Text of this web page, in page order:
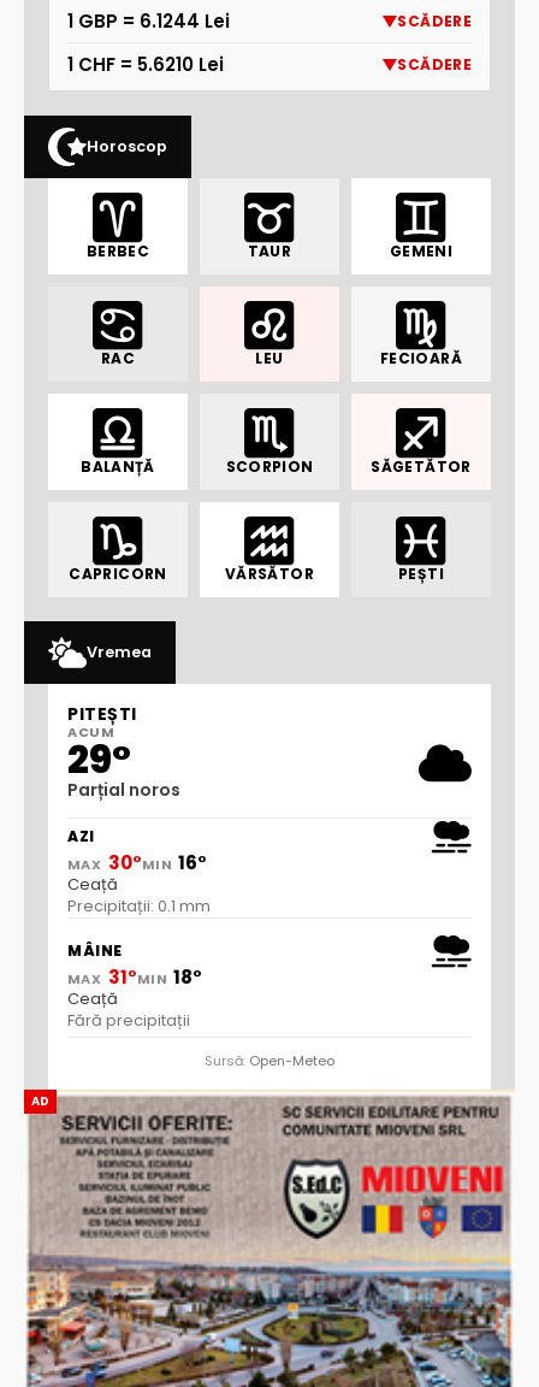
AD
1 GBP = 6.1244 Lei SCĂDERE
1 CHF = 5.6210 Lei SCĂDERE
Horoscop
BERBEC TAUR GEMENI
RAC LEU FECIOARĂ
BALANȚĂ SCORPION SĂGETĂTOR
CAPRICORN VĂRSĂTOR PEȘTI
Vremea
PITEȘTI
ACUM
29°
Parțial noros
AZI
MAX 30°MIN 16°
Ceață
Precipitații: 0.1 mm
MÂINE
MAX 31°MIN 18°
Ceață
Fără precipitații
Sursă: Open-Meteo